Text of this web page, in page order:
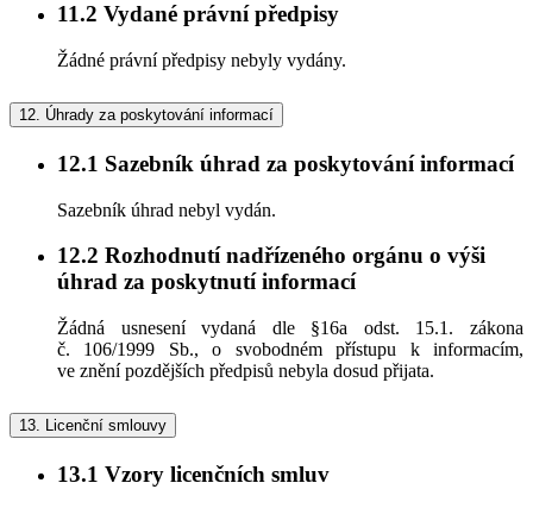
11.2 Vydané právní předpisy
Žádné právní předpisy nebyly vydány.
12. Úhrady za poskytování informací
12.1 Sazebník úhrad za poskytování informací
Sazebník úhrad nebyl vydán.
12.2 Rozhodnutí nadřízeného orgánu o výši
úhrad za poskytnutí informací
Žádná usnesení vydaná dle §16a odst. 15.1. zákona
č. 106/1999 Sb., o svobodném přístupu k informacím,
ve znění pozdějších předpisů nebyla dosud přijata.
13. Licenční smlouvy
13.1 Vzory licenčních smluv